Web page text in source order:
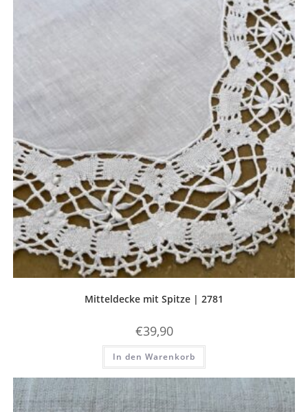
Mitteldecke mit Spitze | 2781
€39,90
In den Warenkorb